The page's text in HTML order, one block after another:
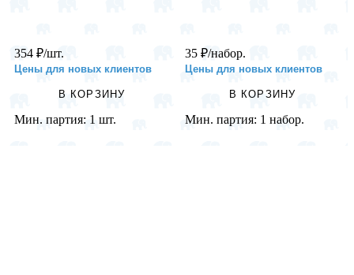
354 ₽/шт.
Цены для новых клиентов
В КОРЗИНУ
Мин. партия: 1 шт.
35 ₽/набор.
Цены для новых клиентов
В КОРЗИНУ
Мин. партия: 1 набор.